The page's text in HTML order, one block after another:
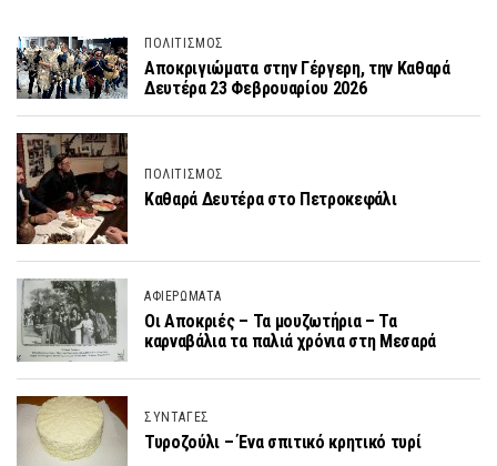
ΠΟΛΙΤΙΣΜΟΣ
Αποκριγιώματα στην Γέργερη, την Καθαρά
Δευτέρα 23 Φεβρουαρίου 2026
ΠΟΛΙΤΙΣΜΟΣ
Καθαρά Δευτέρα στο Πετροκεφάλι
ΑΦΙΕΡΩΜΑΤΑ
Οι Αποκριές – Τα μουζωτήρια – Τα
καρναβάλια τα παλιά χρόνια στη Μεσαρά
ΣΥΝΤΑΓΕΣ
Τυροζούλι – Ένα σπιτικό κρητικό τυρί